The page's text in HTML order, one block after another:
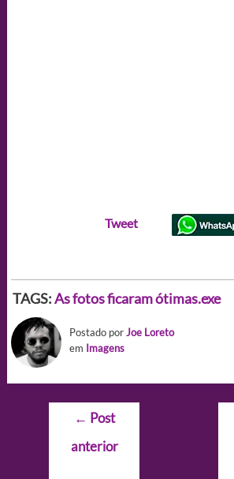
Tweet
TAGS:As fotos ficaram ótimas.exe
Postado porJoe Loreto
em Imagens
Navegação
Post
← Post
anterior